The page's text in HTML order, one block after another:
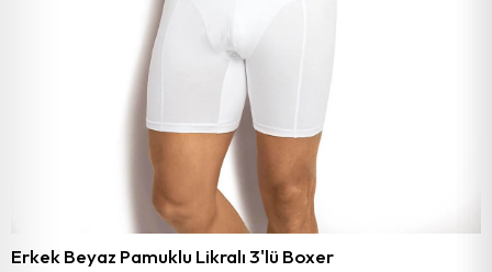
Erkek Beyaz Pamuklu Likralı 3'lü Boxer